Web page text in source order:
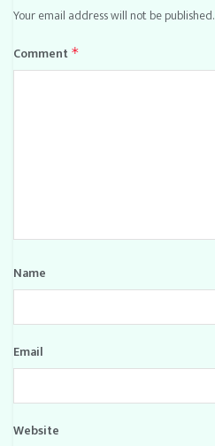
Your email address will not be published.
Comment *
Name
Email
Website